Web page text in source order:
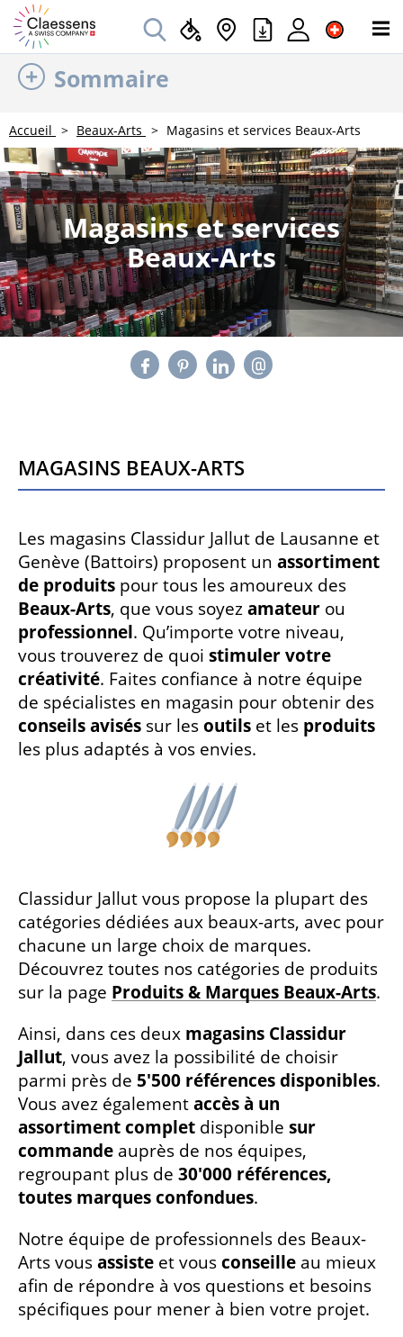
Sommaire
Accueil Beaux-Arts Magasins et services Beaux-Arts
Magasins et services
Beaux-Arts
Magasins Beaux-Arts
Les magasins Classidur Jallut de Lausanne et
Genève (Battoirs) proposent un assortiment
de produits pour tous les amoureux des
Beaux-Arts, que vous soyezamateur ou
professionnel. Qu’importe votre niveau,
vous trouverez de quoi stimuler votre
créativité. Faites confiance à notre équipe
de spécialistes en magasin pour obtenir des
conseils avisés sur lesoutils et les produits
les plus adaptés à vos envies.
Classidur Jallut vous propose la plupart des
catégories dédiées aux beaux-arts, avec pour
chacune un large choix de marques.
Découvrez toutes nos catégories de produits
sur la page Produits & Marques Beaux-Arts.
Ainsi, dans ces deux magasins Classidur
Jallut, vous avez la possibilité de choisir
parmi près de 5'500 références disponibles.
Vous avez égalementaccès à un
assortiment complet disponible sur
commande auprès de nos équipes,
regroupant plus de 30'000 références,
toutes marques confondues.
Notre équipe de professionnels des Beaux-
Arts vousassiste et vousconseille au mieux
afin de répondre à vos questions et besoins
spécifiques pour mener à bien votre projet.